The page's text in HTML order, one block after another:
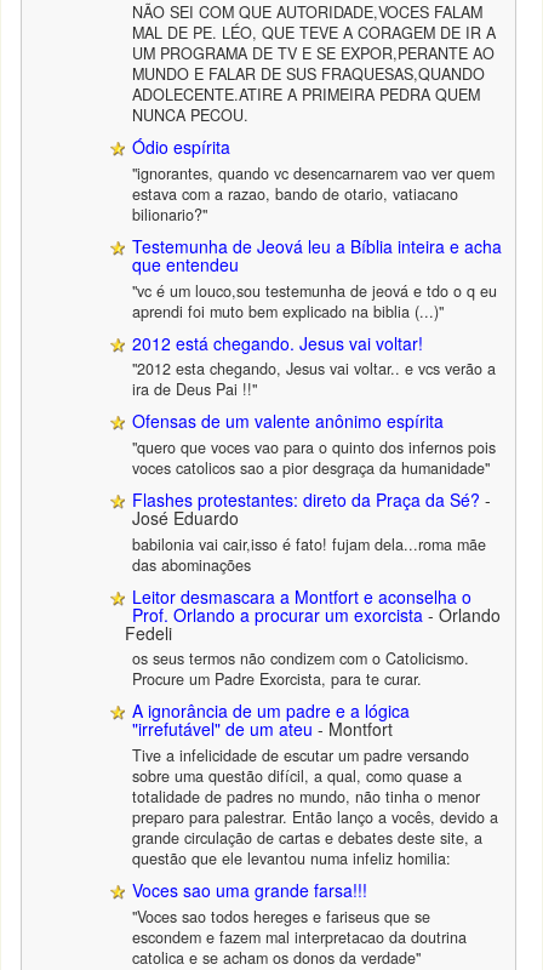
NÃO SEI COM QUE AUTORIDADE,VOCES FALAM
MAL DE PE. LÉO, QUE TEVE A CORAGEM DE IR A
UM PROGRAMA DE TV E SE EXPOR,PERANTE AO
MUNDO E FALAR DE SUS FRAQUESAS,QUANDO
ADOLECENTE.ATIRE A PRIMEIRA PEDRA QUEM
NUNCA PECOU.
Ódio espírita
"ignorantes, quando vc desencarnarem vao ver quem
estava com a razao, bando de otario, vatiacano
bilionario?"
Testemunha de Jeová leu a Bíblia inteira e acha
que entendeu
"vc é um louco,sou testemunha de jeová e tdo o q eu
aprendi foi muto bem explicado na biblia (...)"
2012 está chegando. Jesus vai voltar!
"2012 esta chegando, Jesus vai voltar.. e vcs verão a
ira de Deus Pai !!"
Ofensas de um valente anônimo espírita
"quero que voces vao para o quinto dos infernos pois
voces catolicos sao a pior desgraça da humanidade"
Flashes protestantes: direto da Praça da Sé? -
José Eduardo
babilonia vai cair,isso é fato! fujam dela...roma mãe
das abominações
Leitor desmascara a Montfort e aconselha o
Prof. Orlando a procurar um exorcista - Orlando
Fedeli
os seus termos não condizem com o Catolicismo.
Procure um Padre Exorcista, para te curar.
A ignorância de um padre e a lógica
"irrefutável" de um ateu - Montfort
Tive a infelicidade de escutar um padre versando
sobre uma questão difícil, a qual, como quase a
totalidade de padres no mundo, não tinha o menor
preparo para palestrar. Então lanço a vocês, devido a
grande circulação de cartas e debates deste site, a
questão que ele levantou numa infeliz homilia:
Voces sao uma grande farsa!!!
"Voces sao todos hereges e fariseus que se
escondem e fazem mal interpretacao da doutrina
catolica e se acham os donos da verdade"